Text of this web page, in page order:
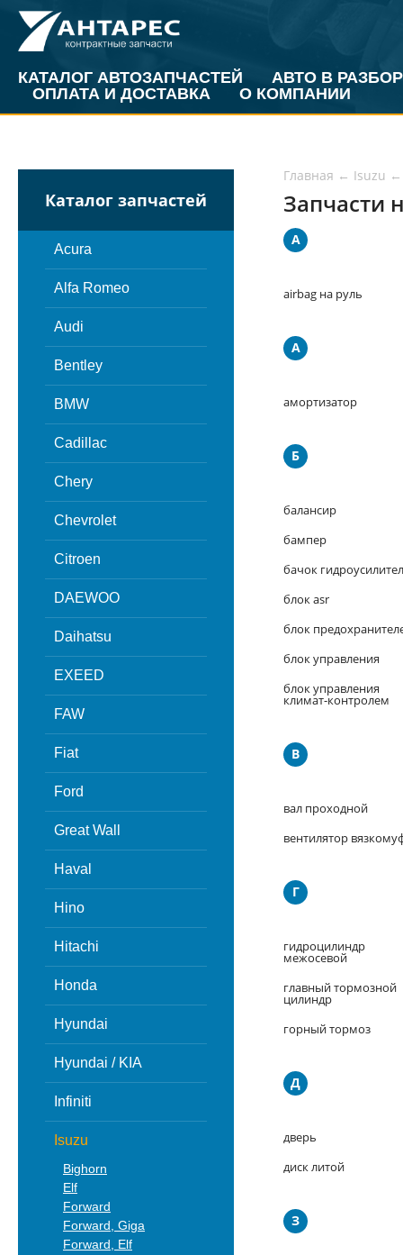
КАТАЛОГ АВТОЗАПЧАСТЕЙ
АВТО В РАЗБОР
ОПЛАТА И ДОСТАВКА
О КОМПАНИИ
Каталог запчастей
Acura
Alfa Romeo
Audi
Bentley
BMW
Cadillac
Chery
Chevrolet
Citroen
DAEWOO
Daihatsu
EXEED
FAW
Fiat
Ford
Great Wall
Haval
Hino
Hitachi
Honda
Hyundai
Hyundai / KIA
Infiniti
Isuzu
Bighorn
Elf
Forward
Forward, Giga
Forward, Elf
Главная ← Isuzu ←
Запчасти
A
airbag на руль
А
амортизатор
Б
балансир
бампер
бачок
блок asr
блок
блок управления
блок управления
климат-контролем
В
вал проходной
вентилятор
Г
гидроцилиндр
межосевой
главный тормозной
цилиндр
горный тормоз
Д
дверь
диск литой
З